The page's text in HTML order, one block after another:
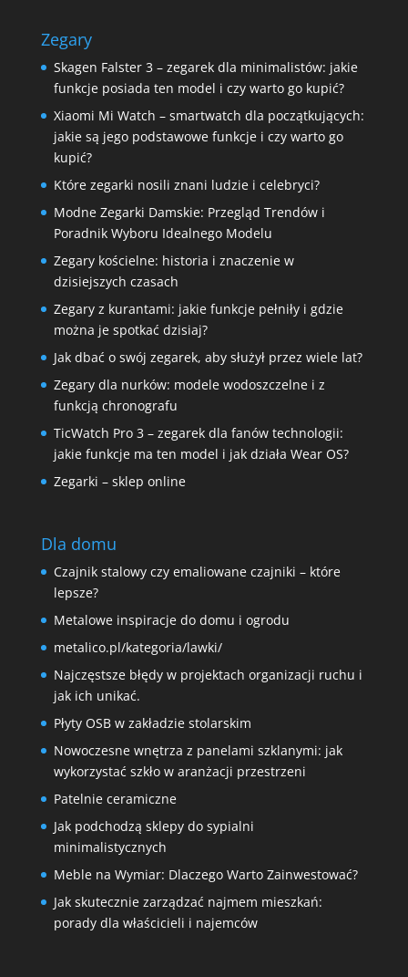
Zegary
Skagen Falster 3 – zegarek dla minimalistów: jakie
funkcje posiada ten model i czy warto go kupić?
Xiaomi Mi Watch – smartwatch dla początkujących:
jakie są jego podstawowe funkcje i czy warto go
kupić?
Które zegarki nosili znani ludzie i celebryci?
Modne Zegarki Damskie: Przegląd Trendów i
Poradnik Wyboru Idealnego Modelu
Zegary kościelne: historia i znaczenie w
dzisiejszych czasach
Zegary z kurantami: jakie funkcje pełniły i gdzie
można je spotkać dzisiaj?
Jak dbać o swój zegarek, aby służył przez wiele lat?
Zegary dla nurków: modele wodoszczelne i z
funkcją chronografu
TicWatch Pro 3 – zegarek dla fanów technologii:
jakie funkcje ma ten model i jak działa Wear OS?
Zegarki – sklep online
Dla domu
Czajnik stalowy czy emaliowane czajniki – które
lepsze?
Metalowe inspiracje do domu i ogrodu
metalico.pl/kategoria/lawki/
Najczęstsze błędy w projektach organizacji ruchu i
jak ich unikać.
Płyty OSB w zakładzie stolarskim
Nowoczesne wnętrza z panelami szklanymi: jak
wykorzystać szkło w aranżacji przestrzeni
Patelnie ceramiczne
Jak podchodzą sklepy do sypialni
minimalistycznych
Meble na Wymiar: Dlaczego Warto Zainwestować?
Jak skutecznie zarządzać najmem mieszkań:
porady dla właścicieli i najemców